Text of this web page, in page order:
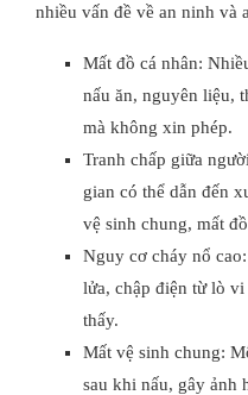
nhiều vấn đề về an ninh và
Mất đồ cá nhân:
nấu ăn, nguyên liệu,
mà không xin phép.
Tranh chấp giữa
gian có thể dẫn đến
vệ sinh chung, mất
Nguy cơ cháy nổ
lửa, chập điện từ lò
thấy.
Mất vệ sinh chung:
sau khi nấu, gây ảnh